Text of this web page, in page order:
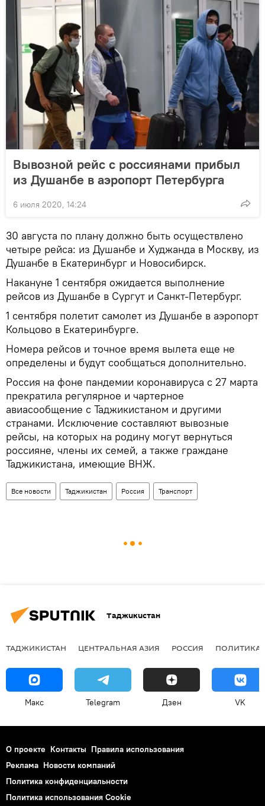
Вывозной рейс с россиянами прибыл
из Душанбе в аэропорт Петербурга
6 июля 2020, 14:24
30 августа по плану должно быть осуществлено
четыре рейса: из Душанбе и Худжанда в Москву, из
Душанбе в Екатеринбург и Новосибирск.
Накануне 1 сентября ожидается выполнение
рейсов из Душанбе в Сургут и Санкт-Петербург.
1 сентября полетит самолет из Душанбе в аэропорт
Кольцово в Екатеринбурге.
Номера рейсов и точное время вылета еще не
определены и будут сообщаться дополнительно.
Россия на фоне пандемии коронавируса с 27 марта
прекратила регулярное и чартерное
авиасообщение с Таджикистаном и другими
странами. Исключение составляют вывозные
рейсы, на которых на родину могут вернуться
россияне, члены их семей, а также граждане
Таджикистана, имеющие ВНЖ.
Все новости Таджикистан Россия Транспорт
Таджикистан
ТАДЖИКИСТАН ЦЕНТРАЛЬНАЯ АЗИЯ РОССИЯ ПОЛИТИКА
Макс Telegram Дзен VK
О проекте Контакты Правила использования
Реклама Новости компаний
Политика конфиденциальности
Политика использования Cookie